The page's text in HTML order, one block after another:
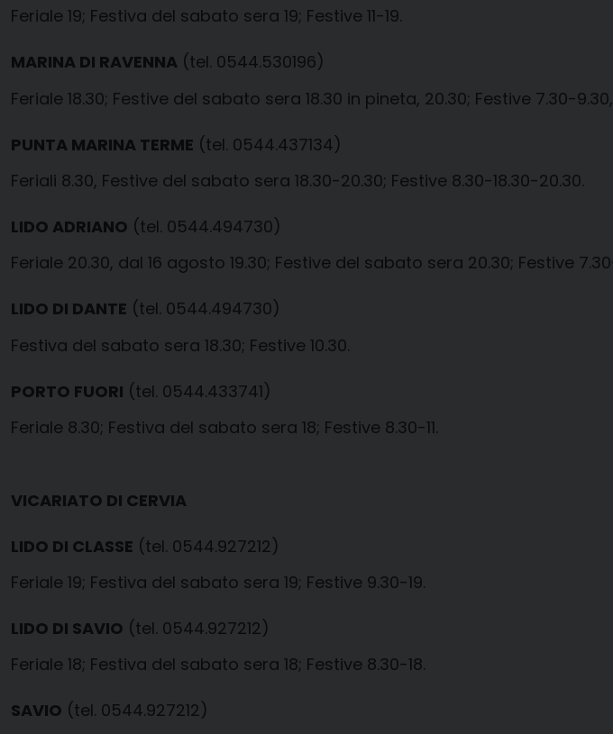
Feriale 19; Festiva del sabato sera 19; Festive 11-19.
MARINA DI RAVENNA (tel. 0544.530196)
Feriale 18.30; Festive del sabato sera 18.30 in pineta, 20.30; Festive 7.30-9.30,
PUNTA MARINA TERME (tel. 0544.437134)
Feriali 8.30, Festive del sabato sera 18.30-20.30; Festive 8.30-18.30-20.30.
LIDO ADRIANO (tel. 0544.494730)
Feriale 20.30, dal 16 agosto 19.30; Festive del sabato sera 20.30; Festive
LIDO DI DANTE (tel. 0544.494730)
Festiva del sabato sera 18.30; Festive 10.30.
PORTO FUORI (tel. 0544.433741)
Feriale 8.30; Festiva del sabato sera 18; Festive 8.30-11.
VICARIATO DI CERVIA
LIDO DI CLASSE (tel. 0544.927212)
Feriale 19; Festiva del sabato sera 19; Festive 9.30-19.
LIDO DI SAVIO (tel. 0544.927212)
Feriale 18; Festiva del sabato sera 18; Festive 8.30-18.
SAVIO (tel. 0544.927212)